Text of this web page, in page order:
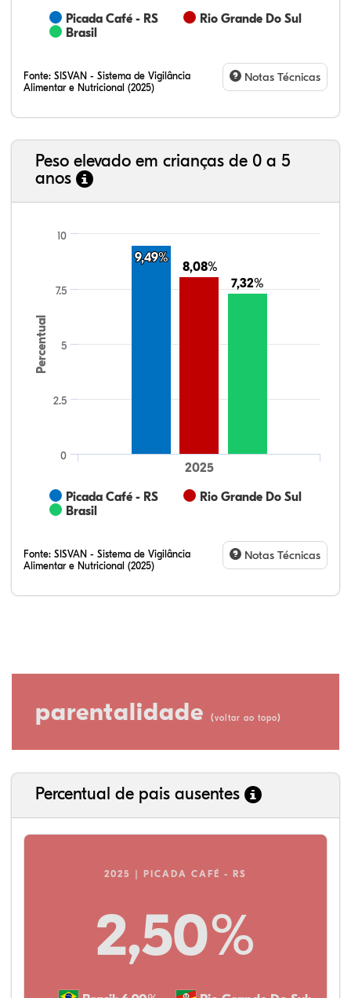
Picada Café - RS
Rio Grande Do Sul
Brasil
Fonte: SISVAN - Sistema de Vigilância
Alimentar e Nutricional (2025)
Notas Técnicas
Peso elevado em crianças de 0 a 5
anos
Percentual
9,49%
9,49%
8,08%
8,08%
7,32%
7,32%
Picada Café - RS
Rio Grande Do Sul
Brasil
2025
0
2.5
5
7.5
10
Fonte: SISVAN - Sistema de Vigilância
Alimentar e Nutricional (2025)
Notas Técnicas
parentalidade (voltar ao topo)
Percentual de pais ausentes
2025 | PICADA CAFÉ - RS
2,50%